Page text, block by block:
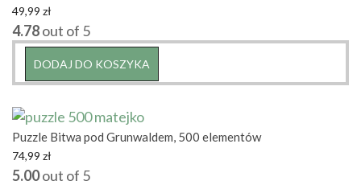
49,99 zł
4.78out of 5
DODAJ DO KOSZYKA
Puzzle Bitwa pod Grunwaldem, 500 elementów
74,99 zł
5.00out of 5